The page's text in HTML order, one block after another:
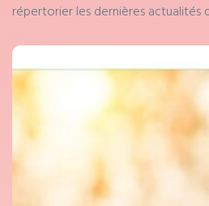
répertorier les dernières actualités